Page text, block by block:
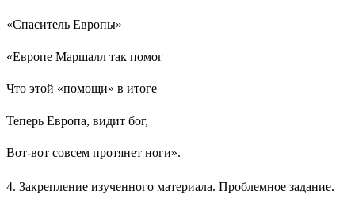
«Спаситель Европы»
«Европе Маршалл так помог
Что этой «помощи» в итоге
Теперь Европа, видит бог,
Вот-вот совсем протянет ноги».
4. Закрепление изученного материала. Проблемное задание.